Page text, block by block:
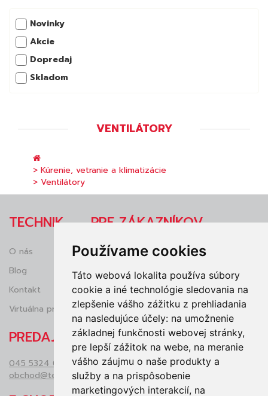
Používame cookies
Táto webová lokalita používa súbory
cookie a iné technológie sledovania na
zlepšenie vášho zážitku z prehliadania
na nasledujúce účely: na umožnenie
základnej funkčnosti webovej stránky,
pre lepší zážitok na webe, na meranie
vášho záujmu o naše produkty a
služby a na prispôsobenie
marketingových interakcií, na
Novinky
Akcie
Dopredaj
Skladom
VENTILÁTORY
> Kúrenie, vetranie a klimatizácie
> Ventilátory
TECHNIK
O nás
Blog
Kontakt
Virtuálna prehliadka
PRE ZÁKAZNÍKOV
Obchodné podmienky
Reklamácie
Ochrana osobných údajov (GDRP)
Vrátenie tovaru
PREDAJŇA
045 5324 050
obchod@technikzv.sk